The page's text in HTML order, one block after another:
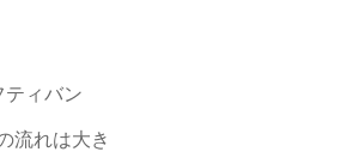
ィバン
流れは大き